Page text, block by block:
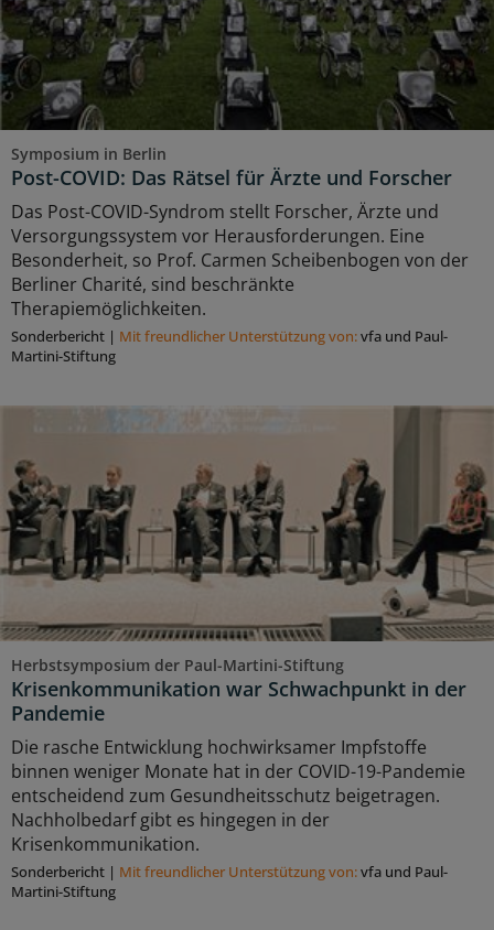
Symposium in Berlin
Post-COVID: Das Rätsel für Ärzte und Forscher
Das Post-COVID-Syndrom stellt Forscher, Ärzte und
Versorgungssystem vor Herausforderungen. Eine
Besonderheit, so Prof. Carmen Scheibenbogen von der
Berliner Charité, sind beschränkte
Therapiemöglichkeiten.
Sonderbericht | Mit freundlicher Unterstützung von:vfa und Paul-
Martini-Stiftung
Herbstsymposium der Paul-Martini-Stiftung
Krisenkommunikation war Schwachpunkt in der
Pandemie
Die rasche Entwicklung hochwirksamer Impfstoffe
binnen weniger Monate hat in der COVID-19-Pandemie
entscheidend zum Gesundheitsschutz beigetragen.
Nachholbedarf gibt es hingegen in der
Krisenkommunikation.
Sonderbericht | Mit freundlicher Unterstützung von:vfa und Paul-
Martini-Stiftung